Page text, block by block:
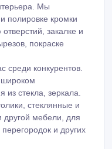
Мы
полировке кромки
закалке и
покраске
конкурентов.
из стекла, зеркала.
стеклянные и
другой мебели, для
и других